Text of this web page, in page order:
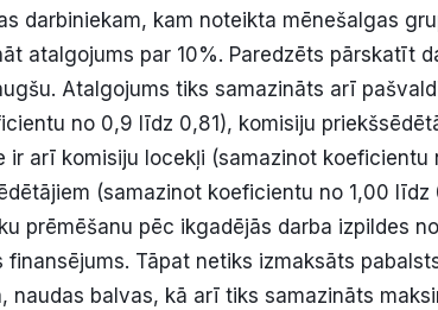
darbiniekam, kam noteikta mēnešalgas
atalgojums par 10%. Paredzēts pārskatīt
Atalgojums tiks samazināts arī
no 0,9 līdz 0,81), komisiju
ir arī komisiju locekļi (samazinot koeficientu
(samazinot koeficientu no 1,00
prēmēšanu pēc ikgadējās darba izpildes
Tāpat netiks izmaksāts
naudas balvas, kā arī tiks samazināts